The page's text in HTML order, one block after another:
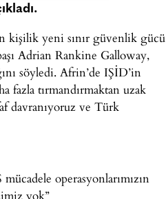
kişilik yeni sınır güvenlik gücü
Adrian Rankine Galloway,
söyledi. Afrin’de IŞİD’in
fazla tırmandırmaktan uzak
davranıyoruz ve Türk
operasyonlarımızın
yok”